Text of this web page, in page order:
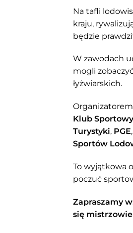
Na tafli
kraju,
będzie
W zawodach
mogli
łyżwiarskich.
Klub
Turystyki, PGE,
Sportów
To wyjątkowa
poczuć
Zapraszamy
się